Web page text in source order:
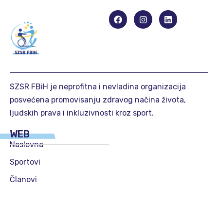
SZSR FBiH je neprofitna i nevladina organizacija
posvećena promovisanju zdravog načina života,
ljudskih prava i inkluzivnosti kroz sport.
WEB
Naslovna
Sportovi
Članovi